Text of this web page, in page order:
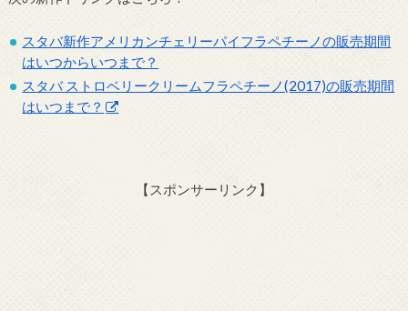
スタバ新作アメリカンチェリーパイフラペチーノの販売期間
はいつからいつまで？
スタバ ストロベリークリームフラペチーノ(2017)の販売期間
はいつまで？
【スポンサーリンク】